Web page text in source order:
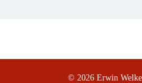
© 2026 Erwin